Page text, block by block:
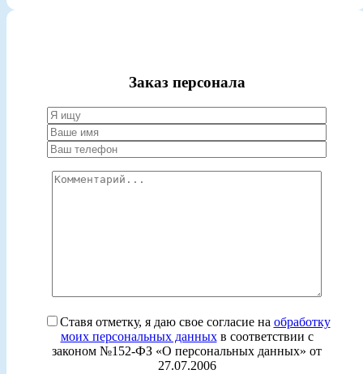
Заказ персонала
Ставя отметку, я даю свое согласие на обработку
моих персональных данныхв соответствии с
законом №152-ФЗ «О персональных данных» от
27.07.2006